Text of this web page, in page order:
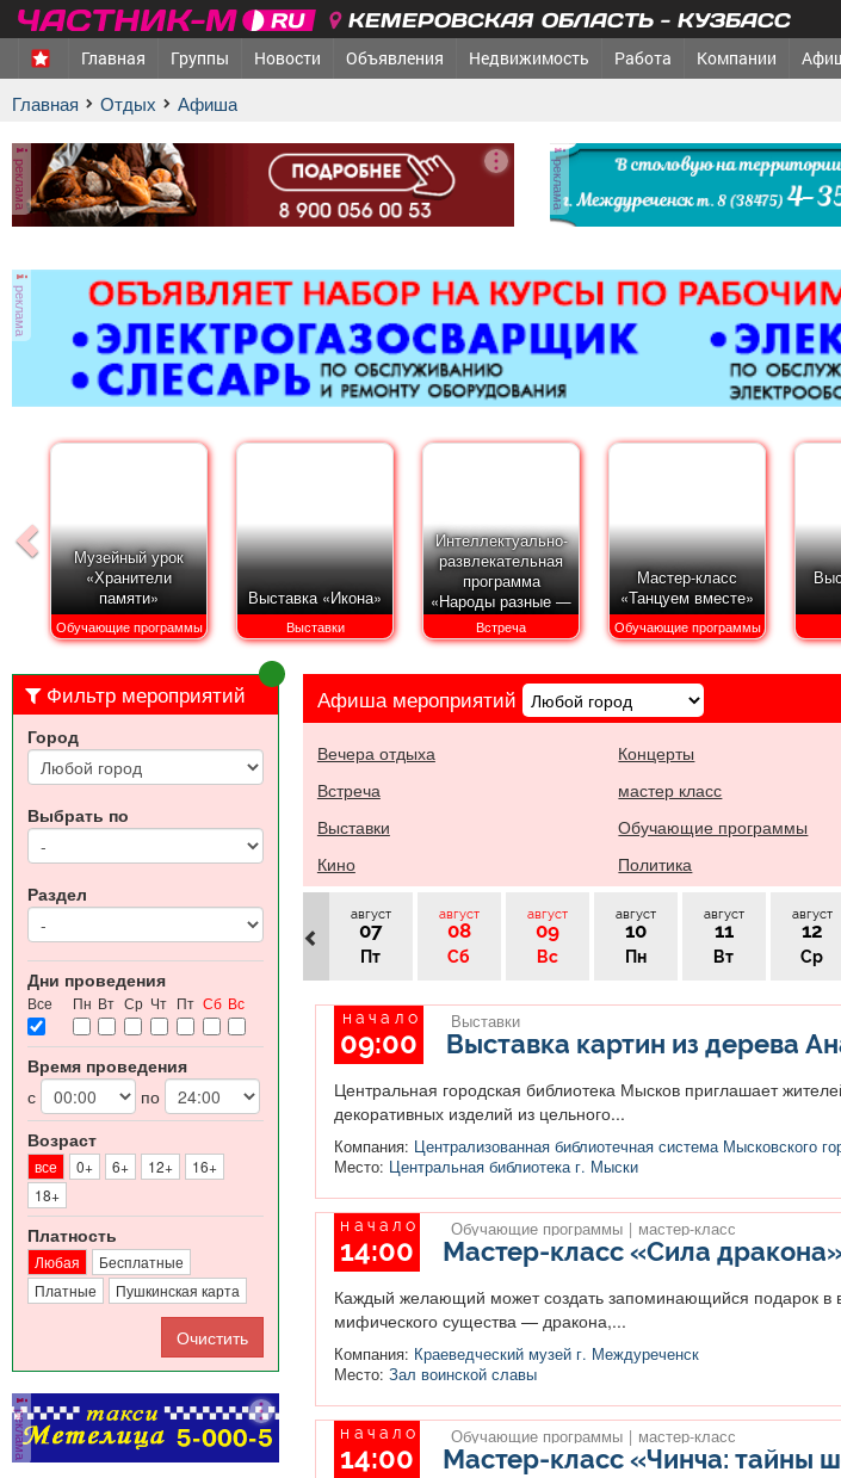
КЕМЕРОВСКАЯ ОБЛАСТЬ - КУЗБАСС
Главная Группы Новости Объявления Недвижимость Работа Компании
Главная Отдых афиша
реклама реклама
реклама
Музейный урок
«Хранители
памяти»
Обучающие программы
Выставка «Икона»
Выставки
Интеллектуально-
развлекательная
программа
«Народы разные —
страна одна»
Встреча
Мастер-класс
«Танцуем вместе»
Обучающие программы
Фильтр мероприятий
Город
Выбрать по
Раздел
Дни проведения
Все Пн Вт Ср Чт Пт Сб Вс
Время проведения
с
по
Возраст
все 0+ 6+ 12+
16+
18+
Платность
Любая
Бесплатные
Платные
Пушкинская карта
реклама
Афиша мероприятий
Вечера отдыха
Встреча
Выставки
Кино
Концерты
мастер класс
Обучающие программы
Политика
август
07
Пт
август
08
Сб
август
09
Вс
август
10
Пн
август
11
Вт
август
12
Ср
начало
09:00
Выставки
Выставка картин из дерева
Центральная городская библиотека Мысков приглашает
декоративных изделий из цельного...
Компания: Централизованная библиотечная система Мысковского
Место: Центральная библиотека г. Мыски
начало
14:00
Обучающие программы | мастер-класс
Мастер-класс «Сила
Каждый желающий может создать запоминающийся подарок в
мифического существа — дракона,...
Компания: Краеведческий музей г. Междуреченск
Место: Зал воинской славы
начало
14:00
Обучающие программы | мастер-класс
Мастер-класс «Чинча: тайны